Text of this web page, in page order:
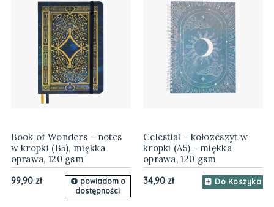
Book of Wonders —notes
w kropki (B5), miękka
oprawa, 120 gsm
99,90 zł
powiadom o
dostępności
Celestial - kołozeszyt w
kropki (A5) - miękka
oprawa, 120 gsm
34,90 zł Do Koszyka